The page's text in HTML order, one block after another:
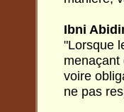
Ibni
"Lorsque
voire
ne pas